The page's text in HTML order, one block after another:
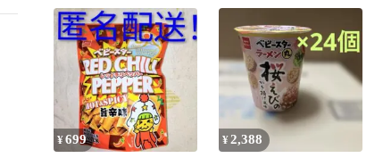
¥699 ¥2,388